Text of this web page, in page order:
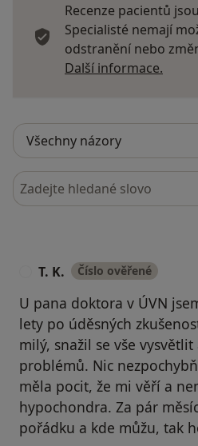
Recenze pacientů
Specialisté nemají
odstranění nebo
Další informace.
Hledejte v názorech
T. K. Číslo ověřené
U pana doktora v ÚVN
lety po úděsných
milý, snažil se vše
problémů. Nic
měla pocit, že mi věří a
hypochondra. Za pár
pořádku a kde můžu, tak